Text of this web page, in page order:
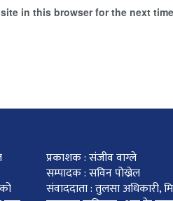
in this browser for the next
प्रकाशक : संजीव वाग्ले
सम्पादक : सविन पोख्रेल
संवाददाता : तुलसा अधिकारी,